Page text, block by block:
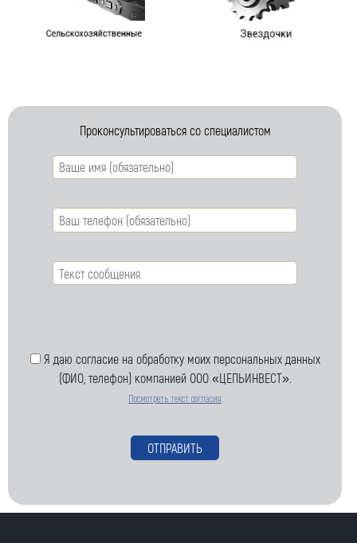
Проконсультироваться со специалистом
Я даю согласие на обработку моих персональных данных
(ФИО, телефон) компанией ООО «ЦЕПЬИНВЕСТ».
Посмотреть текст согласия
ООО «ЦЕПЬИНВЕСТ».